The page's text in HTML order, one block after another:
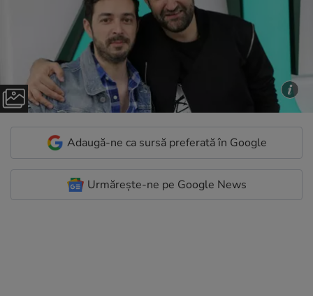
Adaugă-ne ca sursă preferată în Google
Urmărește-ne pe Google News